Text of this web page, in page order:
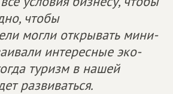
чтобы
могли открывать мини-
интересные эко-
туризм в нашей
развиваться.